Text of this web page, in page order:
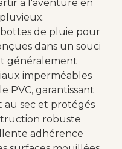
à l'aventure en
de pluie pour
dans un souci
généralement
imperméables
PVC, garantissant
au sec et protégés
robuste
adhérence